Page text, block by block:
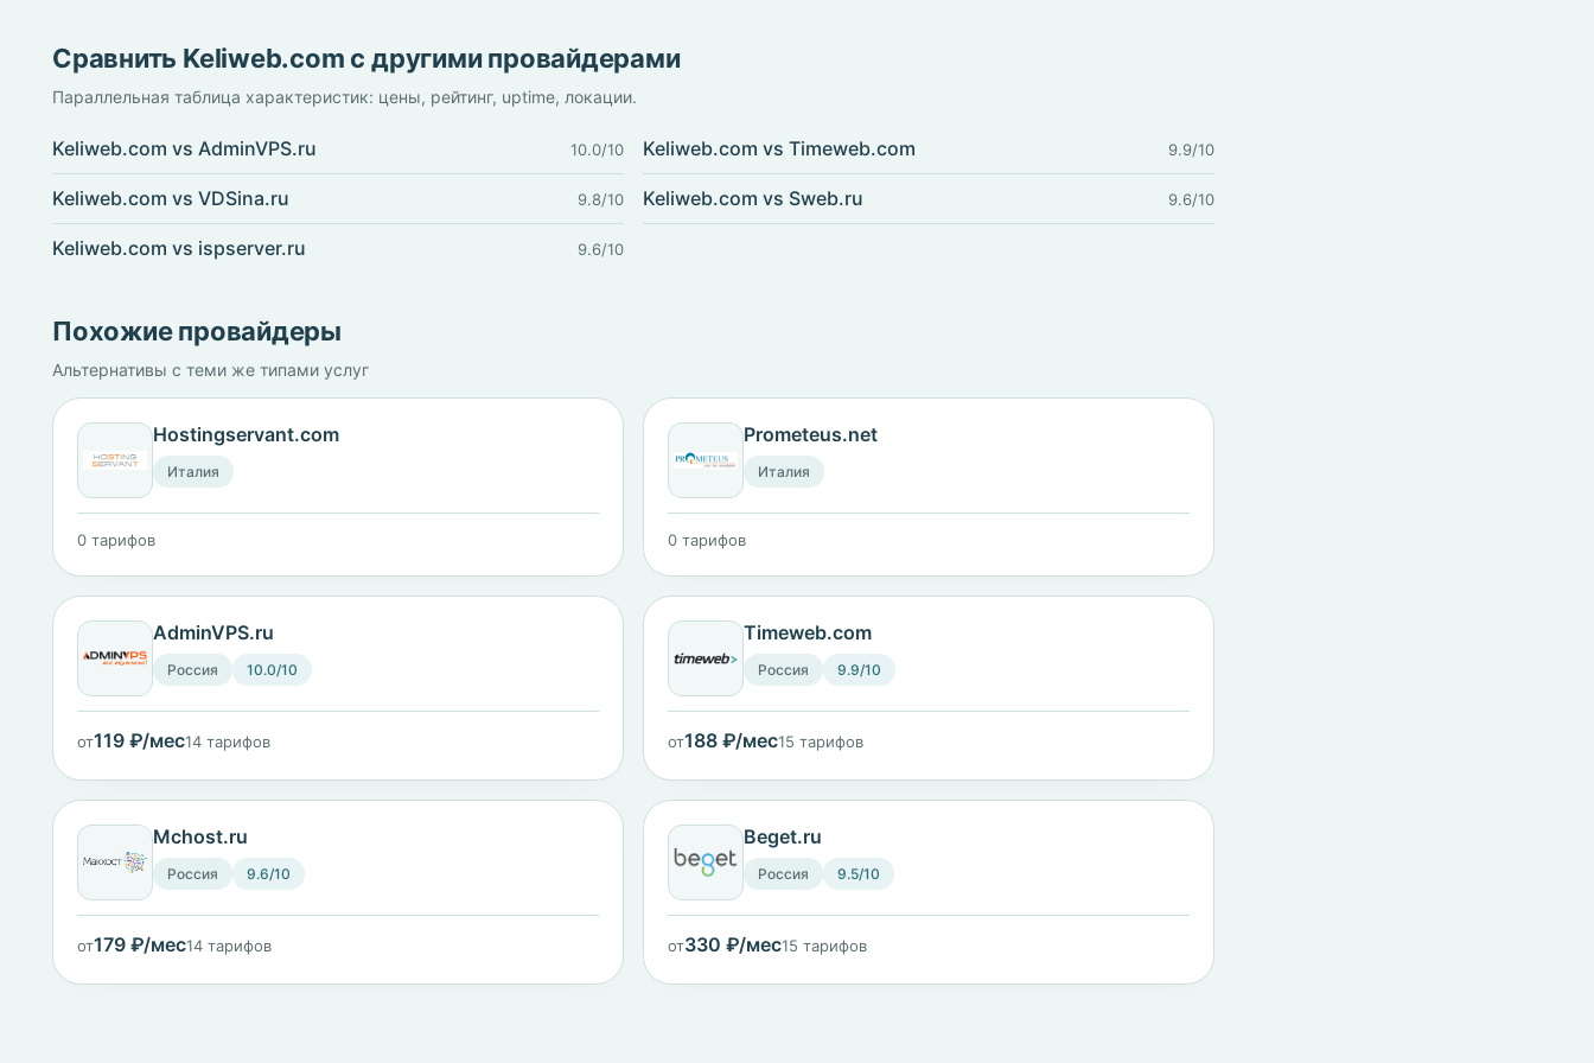
Сравнить Keliweb.com с другими провайдерами
Параллельная таблица характеристик: цены, рейтинг, uptime, локации.
Keliweb.com vs AdminVPS.ru 10.0/10 Keliweb.com vs Timeweb.com 9.9/10
Keliweb.com vs VDSina.ru 9.8/10 Keliweb.com vs Sweb.ru 9.6/10
Keliweb.com vs ispserver.ru 9.6/10
Похожие провайдеры
Альтернативы с теми же типами услуг
Hostingservant.com
Италия
0 тарифов
Prometeus.net
Италия
0 тарифов
AdminVPS.ru
Россия 10.0/10
от119 ₽/мес14 тарифов
Timeweb.com
Россия 9.9/10
от188 ₽/мес15 тарифов
Mchost.ru
Россия 9.6/10
от179 ₽/мес14 тарифов
Beget.ru
Россия 9.5/10
от330 ₽/мес15 тарифов